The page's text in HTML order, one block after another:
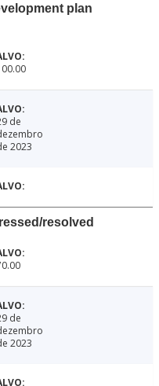
plan
de
2023
resolved
de
2023